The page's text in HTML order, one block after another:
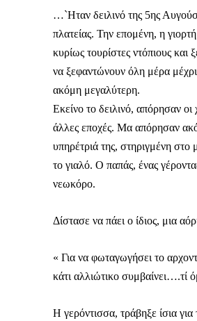
…`Ηταν δειλινό της 5ης
πλατείας. Την επομένη, η
κυρίως τουρίστες ντόπιους και
να ξεφαντώνουν όλη μέρα
ακόμη μεγαλύτερη.
Εκείνο το δειλινό, απόρησαν
άλλες εποχές. Μα απόρησαν
υπηρέτριά της, στηριγμένη
το γιαλό. Ο παπάς, ένας
νεωκόρο.
Δίστασε να πάει ο ίδιος, μια
« Για να φωταγωγήσει το
κάτι αλλιώτικο συμβαίνει….τί
Η γερόντισσα, τράβηξε ίσια